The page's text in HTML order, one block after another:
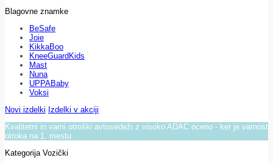
Blagovne znamke
BeSafe
Joie
KikkaBoo
KneeGuardKids
Mast
Nuna
UPPABaby
Voksi
Novi izdelki Izdelki v akciji
Kvalitetni in varni otroški avtosedeži z visoko ADAC oceno - ker je varnost
otroka na 1. mestu.
Kategorija Vozički